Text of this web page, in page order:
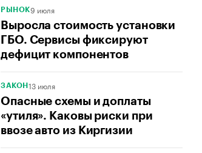
РЫНОК9 июля
Выросла стоимость установки
ГБО. Сервисы фиксируют
дефицит компонентов
ЗАКОН 13 июля
Опасные схемы и доплаты
«утиля». Каковы риски при
ввозе авто из Киргизии